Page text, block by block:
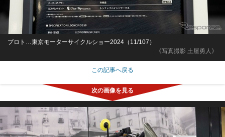
《写真撮影 土屋勇人》
プロト…東京モーターサイクルショー2024（11/107）
この記事へ戻る